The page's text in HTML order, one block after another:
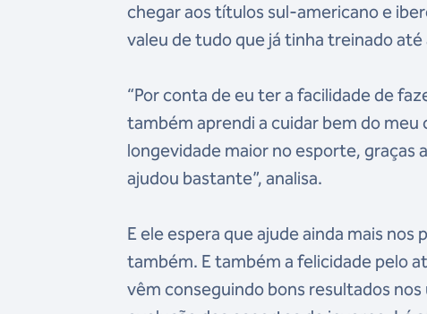
chegar aos títulos sul-americano e
valeu de tudo que já tinha treinado
“Por conta de eu ter a facilidade de
também aprendi a cuidar bem do
longevidade maior no esporte, graças
ajudou bastante”, analisa.
E ele espera que ajude ainda mais
também. E também a felicidade pelo
vêm conseguindo bons resultados